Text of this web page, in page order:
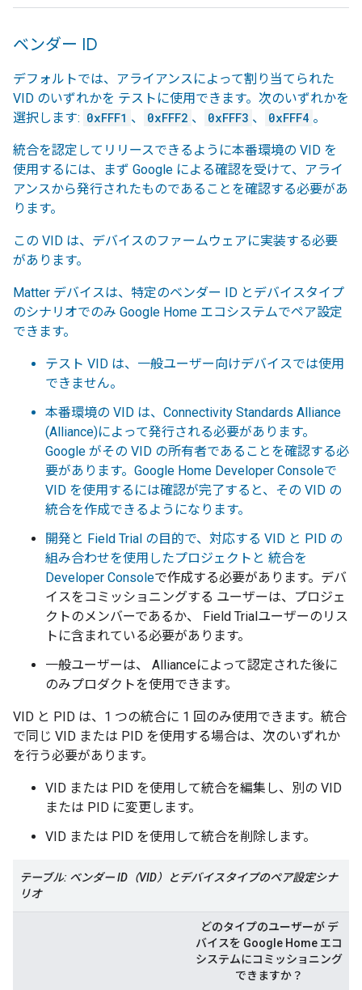
ベンダー ID
デフォルトでは、アライアンスによって割り当てられた
VID のいずれかを テストに使用できます。次のいずれかを
選択します: 0xFFF1 、 0xFFF2 、 0xFFF3 、 0xFFF4 。
統合を認定してリリースできるように本番環境の VID を
使用するには、まず Google による確認を受けて、アライ
アンスから発行されたものであることを確認する必要があ
ります。
この VID は、デバイスのファームウェアに実装する必要
があります。
Matter デバイスは、特定のベンダー ID とデバイスタイプ
のシナリオでのみ Google Home エコシステムでペア設定
できます。
テスト VID は、一般ユーザー向けデバイスでは使用
できません。
本番環境の VID は、 Connectivity Standards Alliance
(Alliance)によって発行される必要があります。
Google がその VID の所有者であることを確認する必
要があります。 Google Home Developer Consoleで
VID を使用するには確認が完了すると、その VID の
統合を作成できるようになります。
開発と Field Trial の目的で、対応する VID と PID の
組み合わせを使用したプロジェクトと 統合を
Developer Consoleで作成する必要があります。デバ
イスをコミッショニングする ユーザーは、プロジェ
クトのメンバーであるか、 Field Trialユーザーのリス
トに含まれている必要があります。
一般ユーザーは、 Allianceによって認定された後に
のみプロダクトを使用できます。
VID と PID は、1 つの統合に 1 回のみ使用できます。統合
で同じ VID または PID を使用する場合は、次のいずれか
を行う必要があります。
VID または PID を使用して統合を編集し、別の VID
または PID に変更します。
VID または PID を使用して統合を削除します。
テーブル: ベンダー ID（VID）とデバイスタイプのペア設定シナ
リオ
どのタイプのユーザーが デ
バイスを Google Home エコ
システムにコミッショニング
できますか？